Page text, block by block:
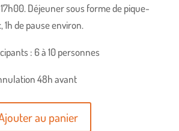
Déjeuner sous forme de pique-
1h de pause environ.
: 6 à 10 personnes
48h avant
au panier